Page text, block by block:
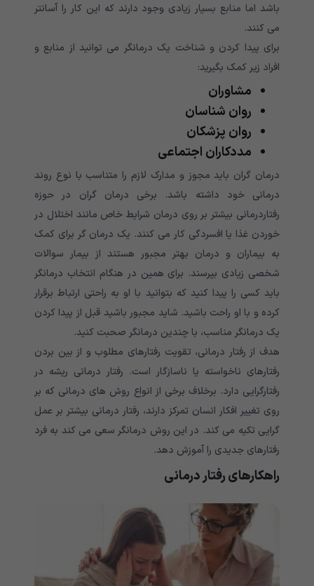
باشد اما منابع بسیار زیادی وجود دارند که این کار را آسانتر
می کنند.
برای پیدا کردن و شناخت یک درمانگر می توانید از منابع و
افراد زیر کمک بگیرید:
مشاوران
روان شناسان
روان پزشکان
مددکاران اجتماعی
درمان گران باید مجوز و مدارک لازم را متناسب با نوع روند
درمانی خود داشته باشد. برخی درمان گران در حوزه
رفتاردرمانی بیشتر بر روی درمان شرایط خاص مانند اختلال در
خوردن غذا یا افسردگی کار می کنند. یک درمان گر برای کمک
به بیماران و درمان بهتر مجبور هستند از بیمار سوالات
شخصی زیادی بپرسند. برای همین در هنگام انتخاب درمانگر
باید کسی را پیدا کنید که بتوانید با او به راحتی ارتباط برقرار
کرده و با او راحت باشید. شاید مجبور باشید قبل از پیدا کردن
یک درمانگر مناسب، با چندین درمانگر صحبت کنید.
هدف از رفتار درمانی، تقویت رفتارهای مطلوب و از بین بردن
رفتارهای ناخواسته یا ناسازگار است. رفتار درمانی ریشه در
رفتارگرایی دارد. برخلاف برخی از انواع روش های درمانی که بر
روی تغییر افکار انسان تمرکز دارند، رفتار درمانی بیشتر بر عمل
گرایی تکیه می کند. در این روش درمانگر سعی می کند به فرد
رفتارهای جدیدی را آموزش دهد.
راهکارهای رفتار درمانی